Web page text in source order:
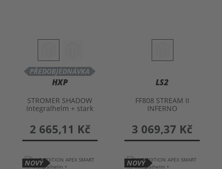
PŘEDOBJEDNÁVKA
HXP
STROMER SHADOW
Integralhelm + stark
2 665,11 Kč
LS2
FF808 STREAM II
INFERNO
3 069,37 Kč
NOVÝ NOVÝ